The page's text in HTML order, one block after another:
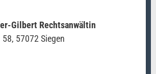
Gilbert Rechtsanwältin
57072 Siegen